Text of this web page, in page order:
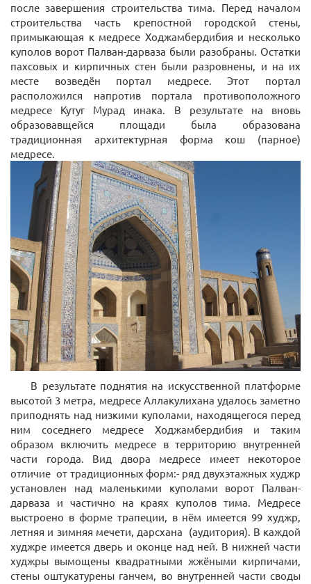
после завершения строительства тима. Перед началом
строительства часть крепостной городской стены,
примыкающая к медресе Ходжамбердибия и несколько
куполов ворот Палван-дарваза были разобраны. Остатки
пахсовых и кирпичных стен были разровнены, и на их
месте возведён портал медресе. Этот портал
расположился напротив портала противоположного
медресе Кутуг Мурад инака. В результате на вновь
образовавщейся площади была образована
традиционная архитектурная форма кош (парное)
медресе.
В результате поднятия на искусственной платформе
высотой 3 метра, медресе Аллакулихана удалось заметно
приподнять над низкими куполами, находящегося перед
ним соседнего медресе Ходжамбердибия и таким
образом включить медресе в территорию внутренней
части города. Вид двора медресе имеет некоторое
отличие от традиционных форм:- ряд двухэтажных худжр
установлен над маленькими куполами ворот Палван-
дарваза и частично на краях куполов тима. Медресе
выстроено в форме трапеции, в нём имеется 99 худжр,
летняя и зимняя мечети, дарсхана (аудитория). В каждой
худжре имеется дверь и оконце над ней. В нижней части
худжры вымощены квадратными жжёными кирпичами,
стены оштукатурены ганчем, во внутренней части своды